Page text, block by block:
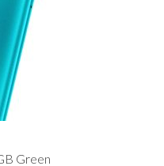
Green